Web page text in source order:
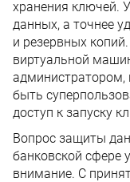
хранения ключей.
данных, а точнее
и резервных
виртуальной
быть
доступ к запуску
Вопрос защиты
банковской сфере
внимание. С